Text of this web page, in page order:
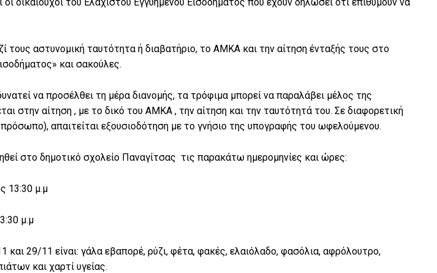
τους αστυνομική ταυτότητα ή διαβατήριο, το ΑΜΚΑ και την αίτηση ένταξής τους στο
και σακούλες.
να προσέλθει τη μέρα διανομής, τα τρόφιμα μπορεί να παραλάβει μέλος της
στην αίτηση , με το δικό του ΑΜΚΑ , την αίτηση και την ταυτότητά του. Σε διαφορετική
απαιτείται εξουσιοδότηση με το γνήσιο της υπογραφής του ωφελούμενου.
στο δημοτικό σχολείο Παναγίτσας τις παρακάτω ημερομηνίες και ώρες:
13:30 μ.μ
μ.μ
και 29/11 είναι: γάλα εβαπορέ, ρύζι, φέτα, φακές, ελαιόλαδο, φασόλια, αφρόλουτρο,
και χαρτί υγείας.